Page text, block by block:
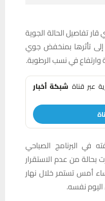
تفاصيل الحالة الجوية
تأثرها بمنخفض جوي
في نسب الرطوبة.
عبر قناة شبكة أخبار
في البرنامج الصباحي
بحالة من عدم الاستقرار
أمس تستمر خلال نهار
اليوم نفسه.